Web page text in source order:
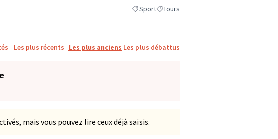
Filtrer les résultats de la catégorie : Sport
SportFiltrer les résultats pour le secteur : Tours
Tours
Les plus récents Les plus anciens Les plus débattus
mais vous pouvez lire ceux déjà saisis.